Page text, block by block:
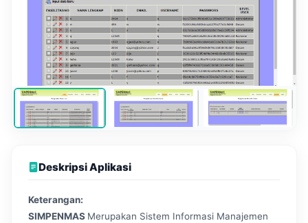
Deskripsi Aplikasi
Keterangan:
SIMPENMAS Merupakan Sistem Informasi Manajemen